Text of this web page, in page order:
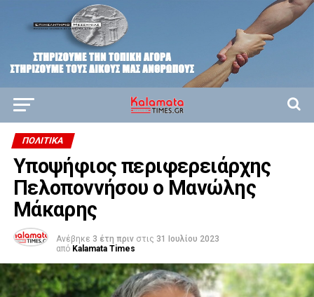
ΠΟΛΙΤΙΚΆ
Υποψήφιος περιφερειάρχης
Πελοποννήσου ο Μανώλης
Μάκαρης
Ανέβηκε 3 έτη πριν στις 31 Ιουλίου 2023
από Kalamata Times